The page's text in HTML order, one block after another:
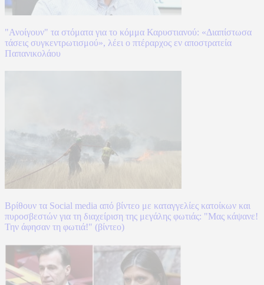
"Ανοίγουν" τα στόματα για το κόμμα Καρυστιανού: «Διαπίστωσα
τάσεις συγκεντρωτισμού», λέει ο πτέραρχος εν αποστρατεία
Παπανικολάου
Βρίθουν τα Social media από βίντεο με καταγγελίες κατοίκων και
πυροσβεστών για τη διαχείριση της μεγάλης φωτιάς: "Μας κάψανε!
Την άφησαν τη φωτιά!" (βίντεο)